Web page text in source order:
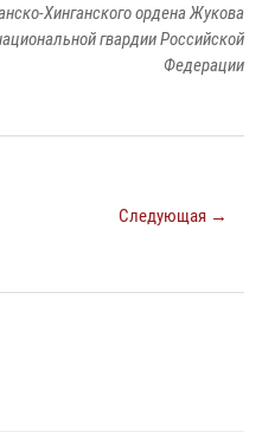
Хинганского ордена Жукова
гвардии Российской
Федерации
Следующая →